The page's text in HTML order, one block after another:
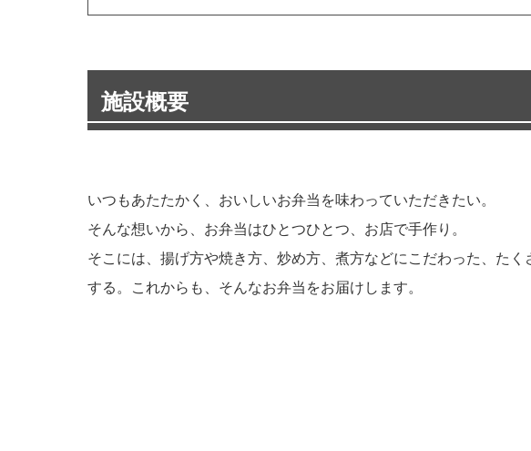
施設概要
いつもあたたかく、おいしいお弁当を味わっていただきたい。
そんな想いから、お弁当はひとつひとつ、お店で手作り。
そこには、揚げ方や焼き方、炒め方、煮方などにこだわった、た
する。これからも、そんなお弁当をお届けします。